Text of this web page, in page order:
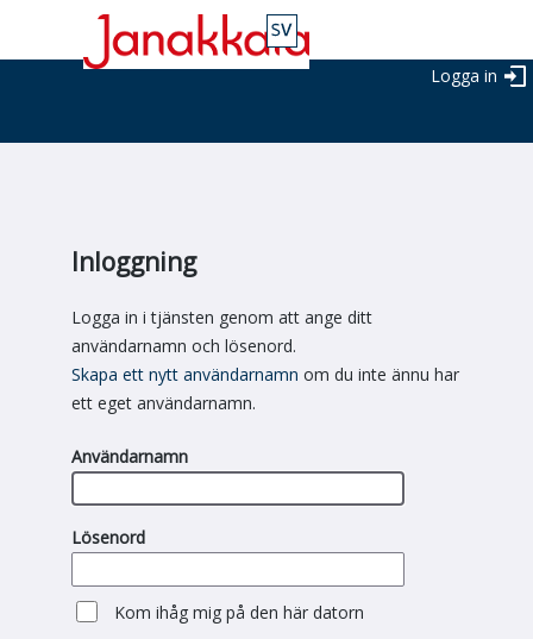
Logga in
Inloggning
Logga in i tjänsten genom att ange ditt
användarnamn och lösenord.
Skapa ett nytt användarnamn om du inte ännu har
ett eget användarnamn.
Användarnamn
Lösenord
Kom ihåg mig på den här datorn